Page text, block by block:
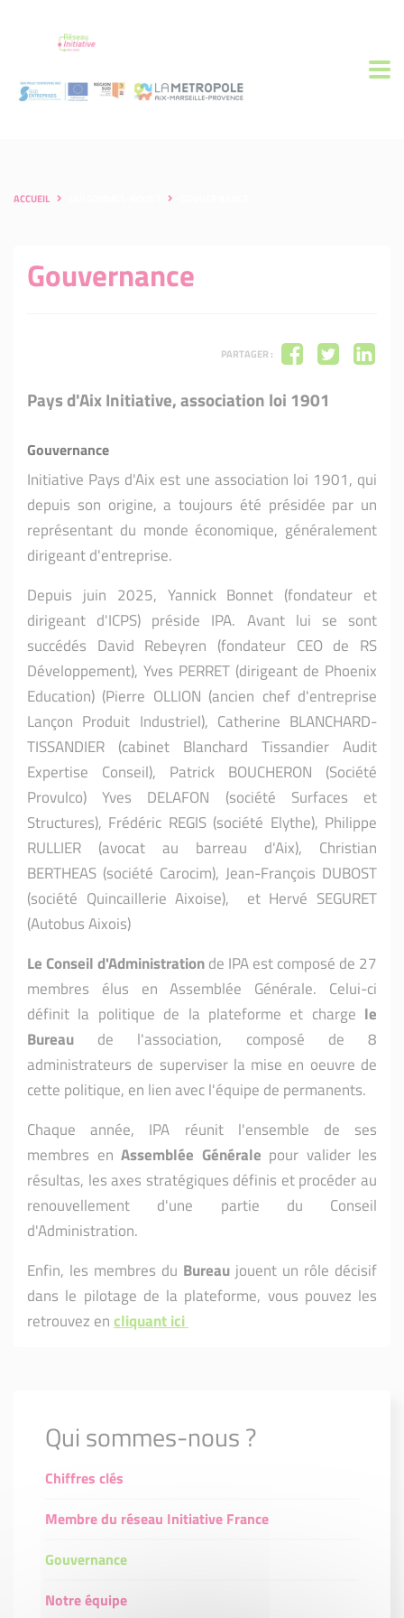
ACCUEIL
Gouvernance
PARTAGER :
Pays d'Aix Initiative, association loi 1901
Gouvernance
Initiative Pays d'Aix est une association loi 1901, qui
depuis son origine, a toujours été présidée par un
représentant du monde économique, généralement
dirigeant d'entreprise.
Depuis juin 2025, Yannick Bonnet (fondateur et
dirigeant d'ICPS) préside IPA. Avant lui se sont
succédés David Rebeyren (fondateur CEO de RS
Développement), Yves PERRET (dirigeant de Phoenix
Education) (Pierre OLLION (ancien chef d'entreprise
Lançon Produit Industriel), Catherine BLANCHARD-
TISSANDIER (cabinet Blanchard Tissandier Audit
Expertise Conseil), Patrick BOUCHERON (Société
Provulco) Yves DELAFON (société Surfaces et
Structures), Frédéric REGIS (société Elythe), Philippe
RULLIER (avocat au barreau d'Aix), Christian
BERTHEAS (société Carocim), Jean-François DUBOST
(société Quincaillerie Aixoise), et Hervé SEGURET
(Autobus Aixois)
Le Conseil d'Administrationde IPA est composé de 27
membres élus en Assemblée Générale. Celui-ci
définit la politique de la plateforme et charge le
Bureau de l'association, composé de 8
administrateurs de superviser la mise en oeuvre de
cette politique, en lien avec l'équipe de permanents.
Chaque année, IPA réunit l'ensemble de ses
membres en Assemblée Générale pour valider les
résultas, les axes stratégiques définis et procéder au
renouvellement d'une partie du Conseil
d'Administration.
Enfin, les membres du Bureau jouent un rôle décisif
dans le pilotage de la plateforme, vous pouvez les
retrouvez encliquant ici
Qui sommes-nous ?
Chiffres clés
Membre du réseau Initiative France
Gouvernance
Notre équipe